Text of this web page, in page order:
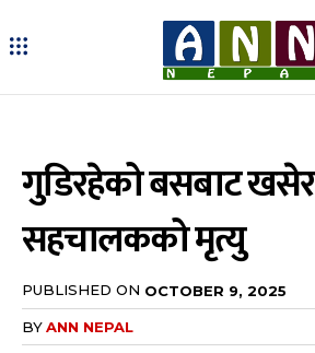
गुडिरहेको बसबाट खसेर
सहचालकको मृत्यु
PUBLISHED ON OCTOBER 9, 2025
BYANN NEPAL